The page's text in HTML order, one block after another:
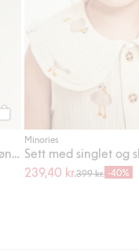
Legg til
Chiffongkjole med jordbærmønster
Minories
Sett med singlet og
239,40 kr.399 kr. -40%